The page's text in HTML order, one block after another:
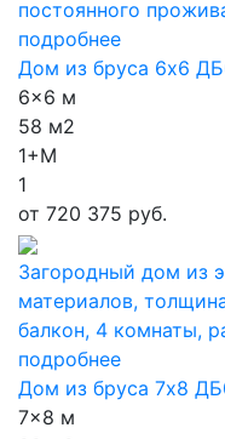
постоянного
подробнее
Дом из бруса 6х6
6x6 м
58 м2
1+М
1
от 720 375 руб.
Загородный дом из
материалов,
балкон, 4 комнаты,
подробнее
Дом из бруса 7х8
7x8 м